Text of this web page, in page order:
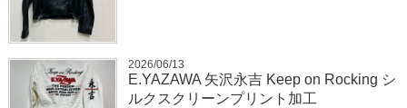
2026/06/13
E.YAZAWA 矢沢永吉 Keep on Rocking シ
ルクスクリーンプリント加工